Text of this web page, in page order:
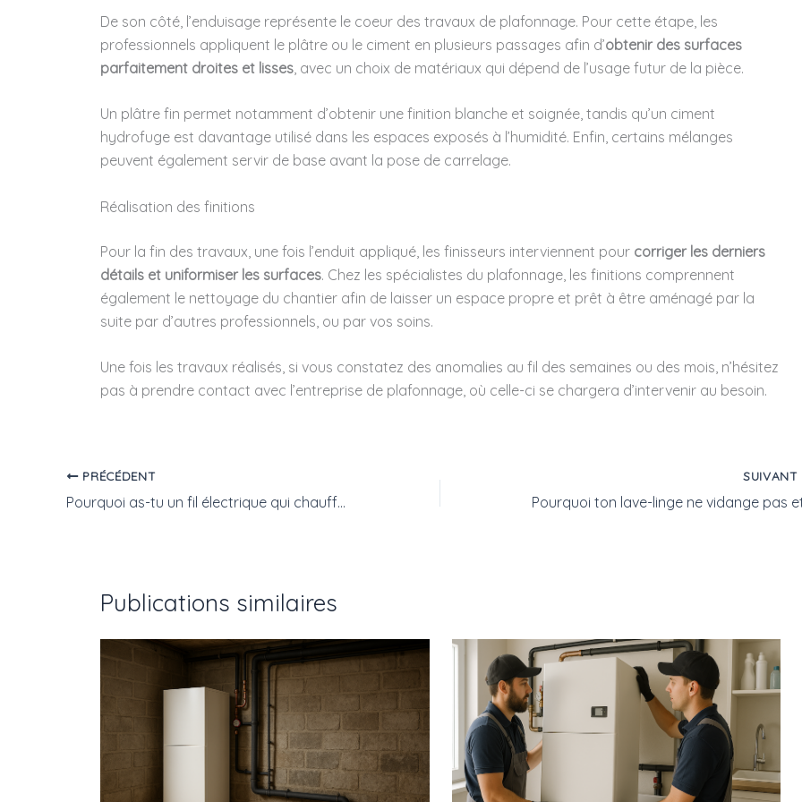
De son côté, l’enduisage représente le coeur des travaux de plafonnage. Pour cette étape, les
professionnels appliquent le plâtre ou le ciment en plusieurs passages afin d’obtenir des surfaces
parfaitement droites et lisses , avec un choix de matériaux qui dépend de l’usage futur de la pièce.
Un plâtre fin permet notamment d’obtenir une finition blanche et soignée, tandis qu’un ciment
hydrofuge est davantage utilisé dans les espaces exposés à l’humidité. Enfin, certains mélanges
peuvent également servir de base avant la pose de carrelage.
Réalisation des finitions
Pour la fin des travaux, une fois l’enduit appliqué, les finisseurs interviennent pour corriger les derniers
détails et uniformiser les surfaces. Chez les spécialistes du plafonnage, les finitions comprennent
également le nettoyage du chantier afin de laisser un espace propre et prêt à être aménagé par la
suite par d’autres professionnels, ou par vos soins.
Une fois les travaux réalisés, si vous constatez des anomalies au fil des semaines ou des mois, n’hésitez
pas à prendre contact avec l’entreprise de plafonnage, où celle-ci se chargera d’intervenir au besoin.
PRÉCÉDENT
Pourquoi as-tu un fil électrique qui chauffe dans le mur et comment réagir vite ?
SUIVANT
Publications similaires